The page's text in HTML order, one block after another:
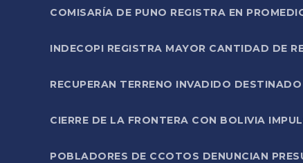
COMISARÍA DE PUNO REGISTRA EN
INDECOPI REGISTRA MAYOR CANTIDAD DE
RECUPERAN TERRENO INVADIDO
CIERRE DE LA FRONTERA CON BOLIVIA
POBLADORES DE CCOTOS DENUNCIAN